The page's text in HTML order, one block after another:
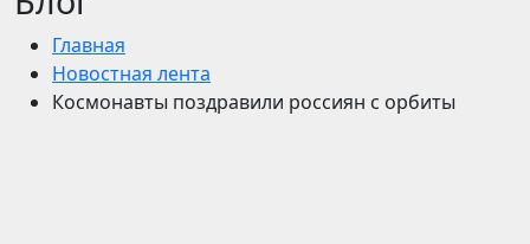
Главная
Новостная лента
Космонавты поздравили россиян с орбиты